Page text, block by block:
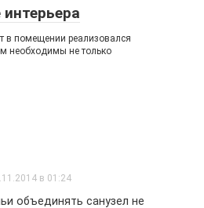
в помещении реализовался
необходимы не только
в 01:24
объединять санузел не